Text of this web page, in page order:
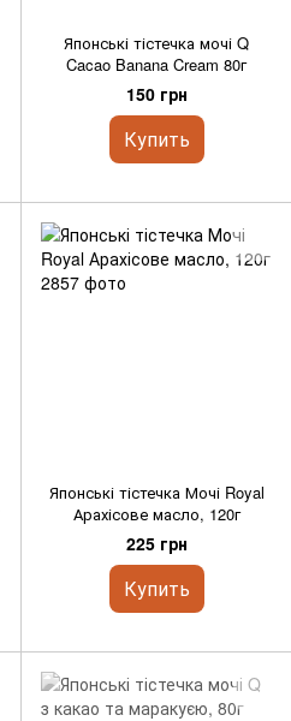
Японські тістечка мочі Q
Cacao Banana Cream 80г
150 грн
Купить
Японські тістечка Мочі Royal
Арахісове масло, 120г
225 грн
Купить